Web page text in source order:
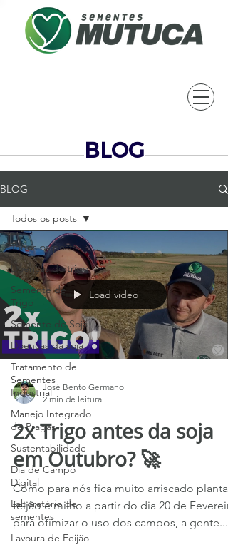
BLOG
BLOG
Todos os posts
Doenças do trigo
Semente de
Trigo
Semente de Soja
Doenças da soja
Tratamento de
Sementes
Industrial
Manejo Integrado
de Pragas
Sustentabilidade
Dia de Campo
Digital
Laboratório de
sementes
Lavoura de Feijão
Todos os posts
Load video
José Bento Germano
2 min de leitura
2x Trigo antes da soja
em Outubro? 🚀
Como para nós fica muito arriscado plantar
feijão e milho a partir do dia 20 de
para otimizar o uso dos campos, a gente...